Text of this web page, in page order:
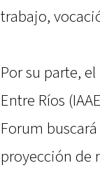
trabajo,
Por su parte,
Entre Ríos
Forum
proyección de